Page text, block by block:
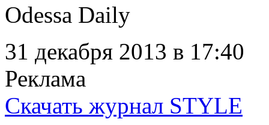
Odessa Daily
31 декабря 2013 в 17:40
Реклама
Скачать журнал STYLE